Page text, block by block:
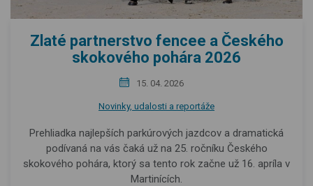
Zlaté partnerstvo fencee a Českého
skokového pohára 2026
15. 04. 2026
Novinky, udalosti a reportáže
Prehliadka najlepších parkúrových jazdcov a dramatická
podívaná na vás čaká už na 25. ročníku Českého
skokového pohára, ktorý sa tento rok začne už 16. apríla v
Martinících.